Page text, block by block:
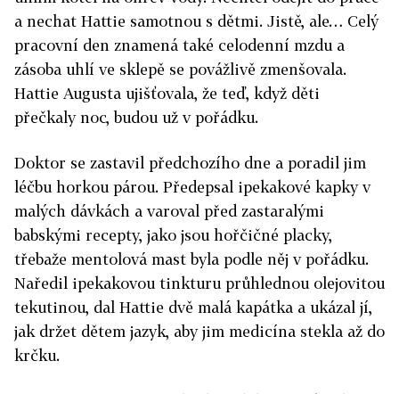
a nechat Hattie samotnou s dětmi. Jistě, ale… Celý
pracovní den znamená také celodenní mzdu a
zásoba uhlí ve sklepě se povážlivě zmenšovala.
Hattie Augusta ujišťovala, že teď, když děti
přečkaly noc, budou už v pořádku.
Doktor se zastavil předchozího dne a poradil jim
léčbu horkou párou. Předepsal ipekakové kapky v
malých dávkách a varoval před zastaralými
babskými recepty, jako jsou hořčičné placky,
třebaže mentolová mast byla podle něj v pořádku.
Naředil ipekakovou tinkturu průhlednou olejovitou
tekutinou, dal Hattie dvě malá kapátka a ukázal jí,
jak držet dětem jazyk, aby jim medicína stekla až do
krčku.